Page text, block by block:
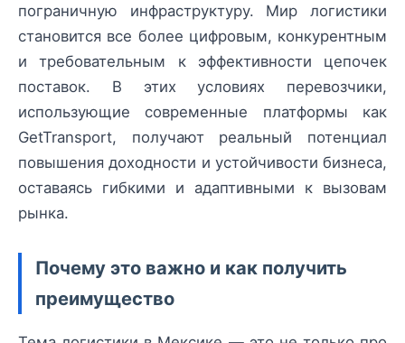
пограничную инфраструктуру. Мир логистики
становится все более цифровым, конкурентным
и требовательным к эффективности цепочек
поставок. В этих условиях перевозчики,
использующие современные платформы как
GetTransport, получают реальный потенциал
повышения доходности и устойчивости бизнеса,
оставаясь гибкими и адаптивными к вызовам
рынка.
Почему это важно и как получить
преимущество